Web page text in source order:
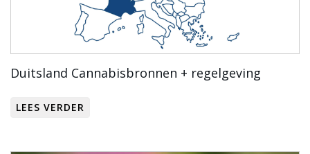
Duitsland Cannabisbronnen + regelgeving
LEES VERDER